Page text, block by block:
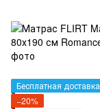
Бесплатная доставка
−20%